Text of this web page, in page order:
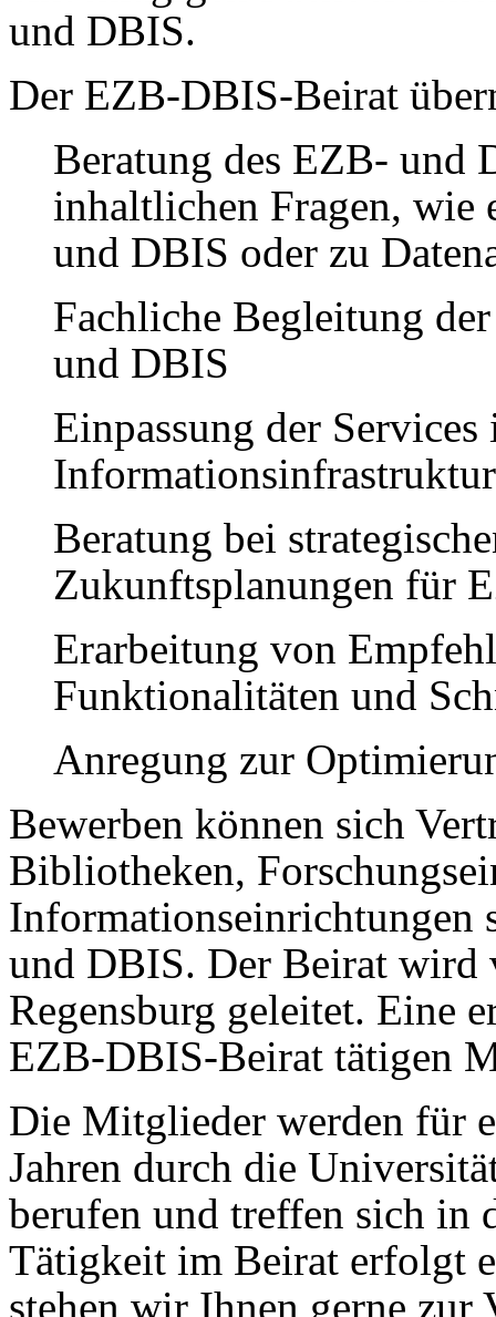
und DBIS.
Der EZB-DBIS-Beirat
Beratung des EZB- und
inhaltlichen Fragen, wie
und DBIS oder zu
Fachliche Begleitung
und DBIS
Einpassung der
Beratung bei
Zukunftsplanungen für
Erarbeitung von
Funktionalitäten und
Anregung zur
Bewerben können sich
Bibliotheken,
Informationseinrichtungen
und DBIS. Der Beirat
Regensburg geleitet. Eine
EZB-DBIS-Beirat tätigen
Die Mitglieder werden für
Jahren durch die
berufen und treffen sich in
Tätigkeit im Beirat erfolgt
stehen wir Ihnen gerne zur